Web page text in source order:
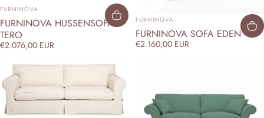
ANBIETER:
FURNINOVA
FURNINOVA HUSSENSOFA
TERO
€2.076,00 EUR
ANBIETER:
FURNINOVA
FURNINOVA SOFA EDEN
€2.160,00 EUR